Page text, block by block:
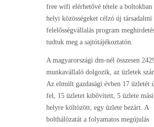
free wifi elérhetővé tétele a boltokban
helyi közösségeket célzó új társadalmi
felelősségvállalás program
tudtuk meg a sajtótájékoztatón.
A magyarországi dm-nél összesen
munkavállaló dolgozik, az üzletek
Az elmúlt gazdasági évben 17 üzletét
fel, 15 üzletet kibővített, 5 üzlete
helyre költözött, egy üzlete bezárt. A
bolthálózatát a folyamatos megújulás